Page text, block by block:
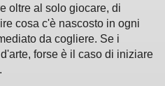
oltre al solo giocare, di
cosa c'è nascosto in ogni
da cogliere. Se i
forse è il caso di iniziare